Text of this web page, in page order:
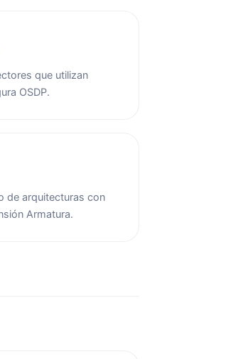
que utilizan
OSDP.
de arquitecturas con
Armatura.